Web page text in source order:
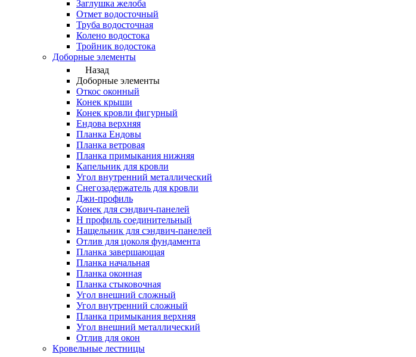
Заглушка желоба
Отмет водосточный
Труба водосточная
Колено водостока
Тройник водостока
Доборные элементы
Назад
Доборные элементы
Откос оконный
Конек крыши
Конек кровли фигурный
Ендова верхняя
Планка Ендовы
Планка ветровая
Планка примыкания нижняя
Капельник для кровли
Угол внутренний металлический
Снегозадержатель для кровли
Джи-профиль
Конек для сэндвич-панелей
Н профиль соединительный
Нащельник для сэндвич-панелей
Отлив для цоколя фундамента
Планка завершающая
Планка начальная
Планка оконная
Планка стыковочная
Угол внешний сложный
Угол внутренний сложный
Планка примыкания верхняя
Угол внешний металлический
Отлив для окон
Кровельные лестницы